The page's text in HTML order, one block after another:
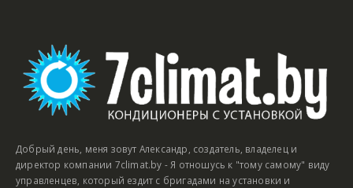
Добрый день, меня зовут Александр, создатель, владелец и
директор компании 7climat.by - Я отношусь к "тому самому" виду
управленцев, который ездит с бригадами на установки и